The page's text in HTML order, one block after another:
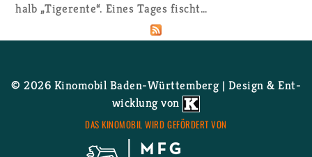
halb „Ti­ger­en­te“. Eines Tages fischt…
© 2026 Ki­no­mo­bil Ba­den-Würt­tem­berg | De­sign & Ent­
wick­lung von
DAS KI­NO­MO­BIL WIRD GE­FÖR­DERT VON